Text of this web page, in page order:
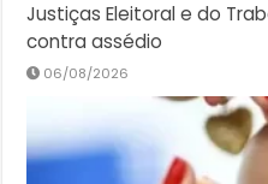
Justiças Eleitoral e do
contra assédio
06/08/2026